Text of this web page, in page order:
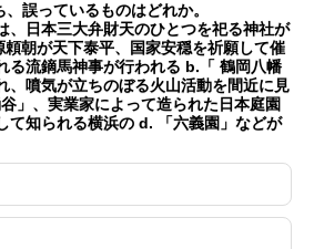
誤っているものはどれか。
、日本三大弁財天のひとつを祀る神社が
朝が天下泰平、国家安穏を祈願して催
る流鏑馬神事が行われる b.「 鶴岡八幡
、噴気が立ちのぼる火山活動を間近に見
」、実業家によって造られた日本庭園
て知られる横浜の d. 「六義園」などが